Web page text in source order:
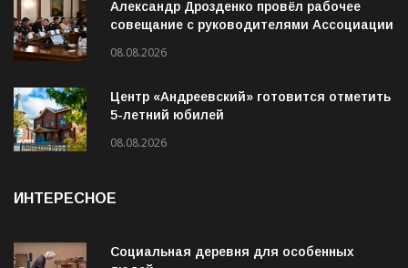
Александр Дрозденко провёл рабочее
совещание с руководителями Ассоциации
08.08.2026
Центр «Андреевский» готовится отметить
5-летний юбилей
08.08.2026
ИНТЕРЕСНОЕ
Социальная деревня для особенных